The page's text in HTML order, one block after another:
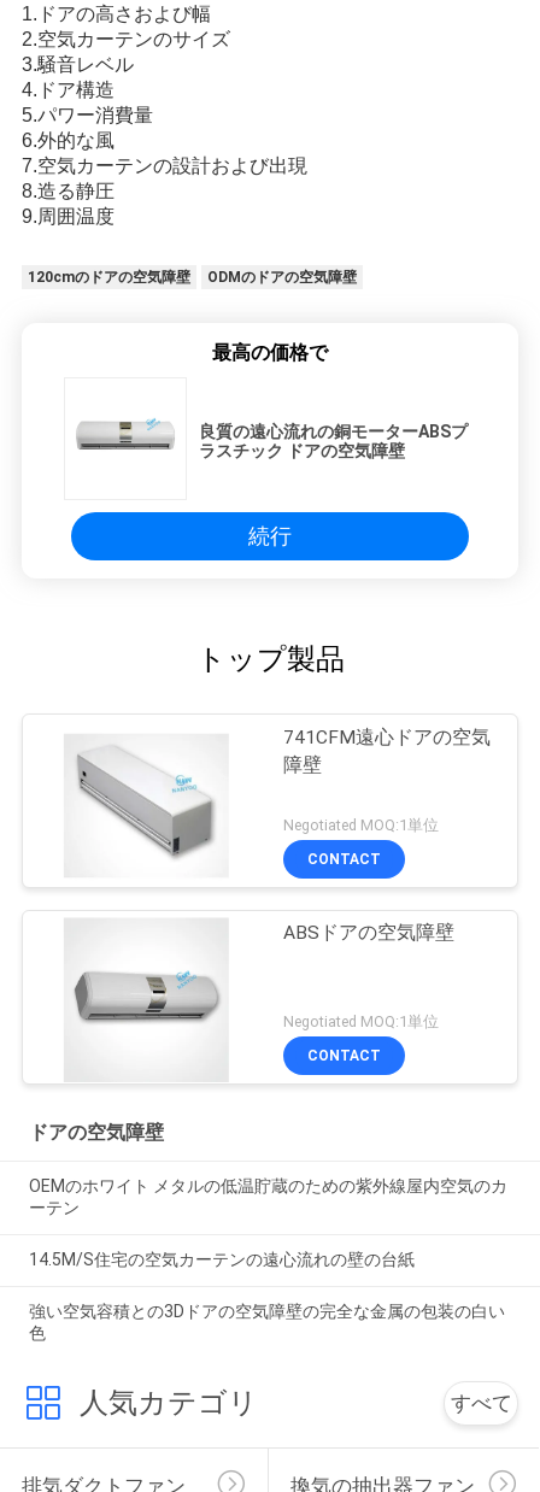
1.ドアの高さおよび幅
2.空気カーテンのサイズ
3.騒音レベル
4.ドア構造
5.パワー消費量
6.外的な風
7.空気カーテンの設計および出現
8.造る静圧
9.周囲温度
120cmのドアの空気障壁 ODMのドアの空気障壁
最高の価格で
良質の遠心流れの銅モーターABSプ
ラスチック ドアの空気障壁
続行
トップ製品
741CFM遠心ドアの空気
障壁
Negotiated MOQ:1単位
CONTACT
ABSドアの空気障壁
Negotiated MOQ:1単位
CONTACT
ドアの空気障壁
OEMのホワイト メタルの低温貯蔵のための紫外線屋内空気のカ
ーテン
14.5M/S住宅の空気カーテンの遠心流れの壁の台紙
強い空気容積との3Dドアの空気障壁の完全な金属の包装の白い
色
人気カテゴリ すべて
排気ダクトファン 換気の抽出器ファン